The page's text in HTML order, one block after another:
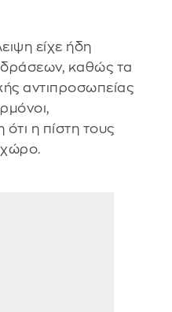
είχε ήδη
καθώς τα
αντιπροσωπείας
η πίστη τους
χώρο.